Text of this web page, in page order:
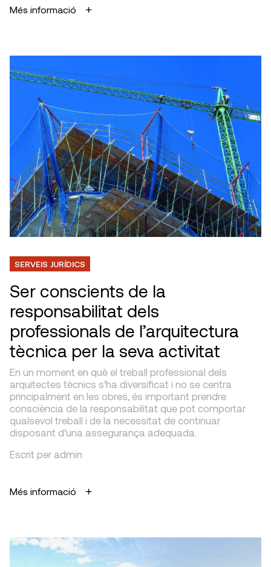
Més informació
SERVEIS JURÍDICS
Ser conscients de la
responsabilitat dels
professionals de l’arquitectura
tècnica per la seva activitat
En un moment en què el treball professional dels
arquitectes tècnics s’ha diversificat i no se centra
principalment en les obres, és important prendre
consciència de la responsabilitat que pot comportar
qualsevol treball i de la necessitat de continuar
disposant d’una assegurança adequada.
Escrit per admin
Més informació